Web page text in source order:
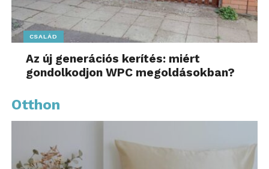
CSALÁD
Az új generációs kerítés: miért
gondolkodjon WPC megoldásokban?
Otthon